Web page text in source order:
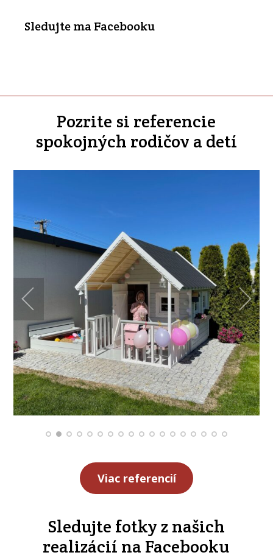
Sledujte ma Facebooku
Pozrite si referencie
spokojných rodičov a detí
Viac referencií
Sledujte fotky z našich
realizácií na Facebooku